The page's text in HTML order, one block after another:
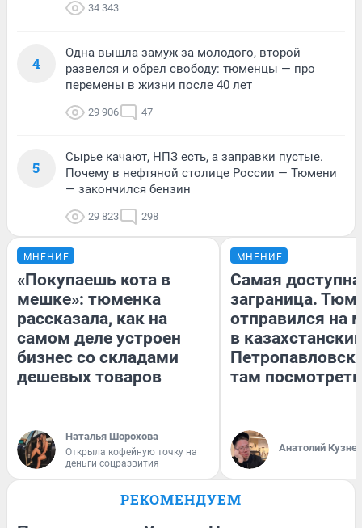
34 343
4
Одна вышла замуж за молодого, второй
развелся и обрел свободу: тюменцы — про
перемены в жизни после 40 лет
29 906 47
5
Сырье качают, НПЗ есть, а заправки пустые.
Почему в нефтяной столице России — Тюмени
— закончился бензин
29 823 298
МНЕНИЕ
«Покупаешь кота в
мешке»: тюменка
рассказала, как на
самом деле устроен
бизнес со складами
дешевых товаров
Наталья Шорохова
Открыла кофейную точку на
деньги соцразвития
МНЕНИЕ
Самая
заграница.
отправился на
в
там посмотреть
Анатолий
РЕКОМЕНДУЕМ